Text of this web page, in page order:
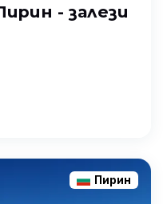
- залези
Пирин